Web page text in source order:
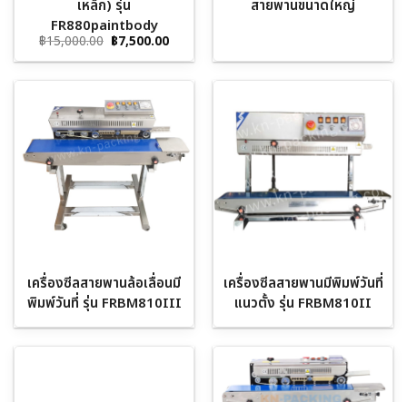
เหล็ก) รุ่น
FR880paintbody
฿15,000.00 Original
price
was:
฿15,000.00.
฿7,500.00Current
is:
฿7,500.00.
สายพานขนาดใหญ่
เครื่องซีลสายพานล้อเลื่อนมี
พิมพ์วันที่ รุ่น FRBM810III
เครื่องซีลสายพานมีพิมพ์วันที่
แนวตั้ง รุ่น FRBM810II